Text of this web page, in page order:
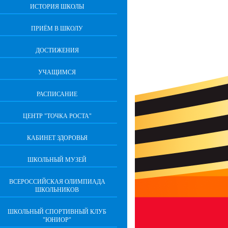
ИСТОРИЯ ШКОЛЫ
ПРИЁМ В ШКОЛУ
ДОСТИЖЕНИЯ
УЧАЩИМСЯ
РАСПИСАНИЕ
ЦЕНТР "ТОЧКА РОСТА"
КАБИНЕТ ЗДОРОВЬЯ
ШКОЛЬНЫЙ МУЗЕЙ
ВСЕРОССИЙСКАЯ ОЛИМПИАДА
ШКОЛЬНИКОВ
ШКОЛЬНЫЙ СПОРТИВНЫЙ КЛУБ
"ЮНИОР"